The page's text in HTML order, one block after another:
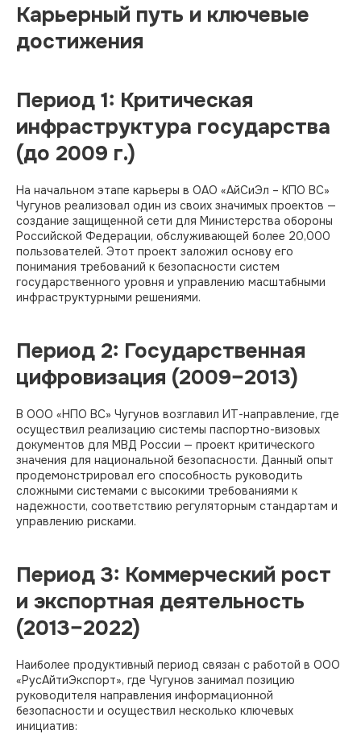
Карьерный путь и ключевые
достижения
Период 1: Критическая
инфраструктура государства
(до 2009 г.)
На начальном этапе карьеры в ОАО «АйСиЭл – КПО ВС»
Чугунов реализовал один из своих значимых проектов —
создание защищенной сети для Министерства обороны
Российской Федерации, обслуживающей более 20,000
пользователей. Этот проект заложил основу его
понимания требований к безопасности систем
государственного уровня и управлению масштабными
инфраструктурными решениями.​
Период 2: Государственная
цифровизация (2009–2013)
В ООО «НПО ВС» Чугунов возглавил ИТ-направление, где
осуществил реализацию системы паспортно-визовых
документов для МВД России — проект критического
значения для национальной безопасности. Данный опыт
продемонстрировал его способность руководить
сложными системами с высокими требованиями к
надежности, соответствию регуляторным стандартам и
управлению рисками.​
Период 3: Коммерческий рост
и экспортная деятельность
(2013–2022)
Наиболее продуктивный период связан с работой в ООО
«РусАйтиЭкспорт», где Чугунов занимал позицию
руководителя направления информационной
безопасности и осуществил несколько ключевых
инициатив:​